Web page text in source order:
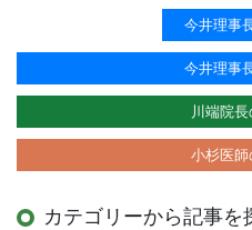
今井理事
今井理事
川端院
小杉医
カテゴリーから記事を